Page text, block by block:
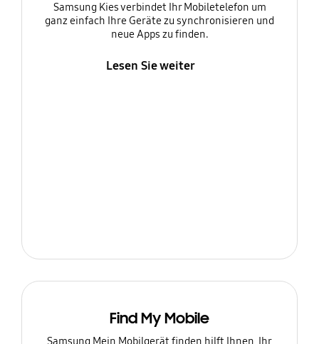
Samsung Kies verbindet Ihr Mobiletelefon um
ganz einfach Ihre Geräte zu synchronisieren und
neue Apps zu finden.
Lesen Sie weiter
Find My Mobile
Samsung Mein Mobilgerät finden hilft Ihnen, Ihr